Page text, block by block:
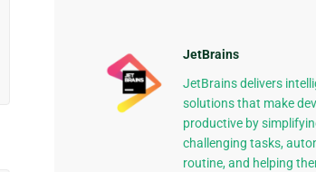
JetBrains
JetBrains delivers
solutions that make
productive by
challenging tasks,
routine, and helping